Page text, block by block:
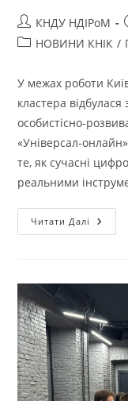
КНДУ НДІРоМ
НОВИНИ КНІК /
У межах роботи
кластера відбулася
особистісно-
«Універсал-
те, як сучасні
реальними
Читати Далі